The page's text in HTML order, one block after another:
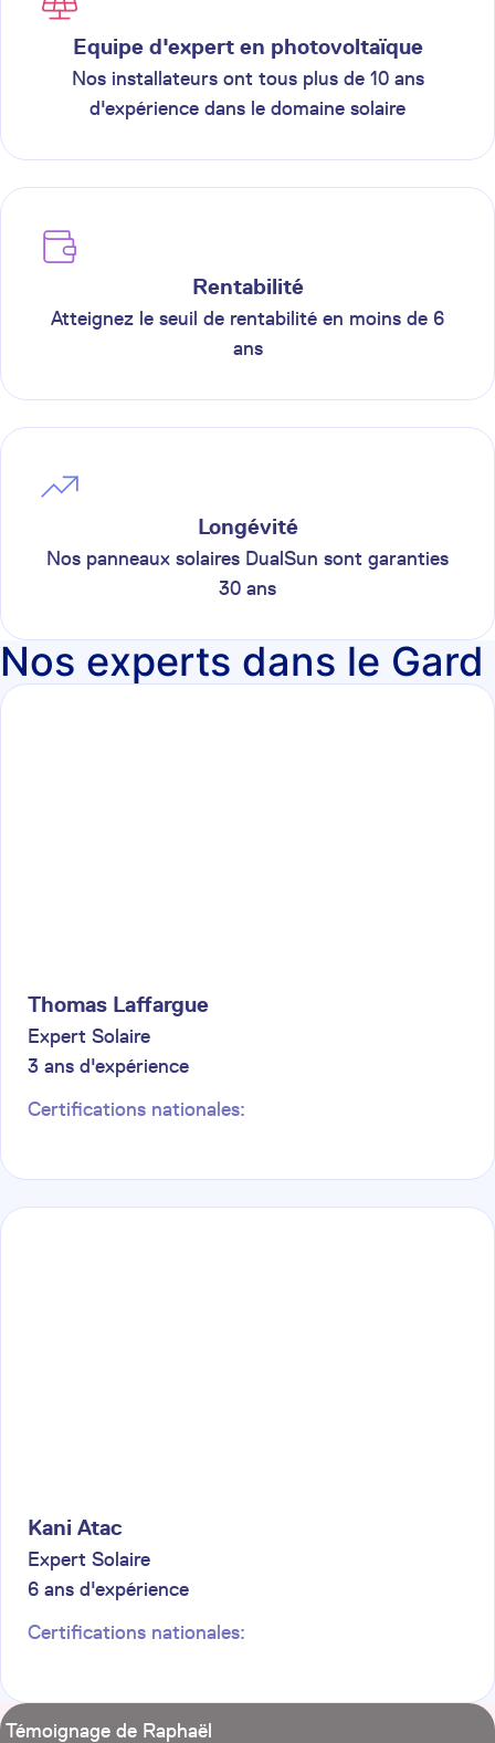
Equipe d'expert en photovoltaïque
Nos installateurs ont tous plus de 10 ans
d'expérience dans le domaine solaire
Rentabilité
Atteignez le seuil de rentabilité en moins de 6
ans
Longévité
Nos panneaux solaires DualSun sont garanties
30 ans
Nos experts dans le Gard
Thomas Laffargue
Expert Solaire
3 ans d'expérience
Certifications nationales:
Kani Atac
Expert Solaire
6 ans d'expérience
Certifications nationales:
Témoignage de Raphaël